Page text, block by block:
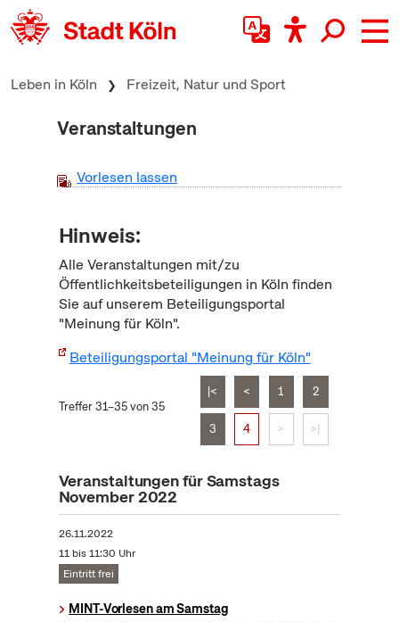
zum Inhalt springen
Leben in Köln Freizeit, Natur und Sport
Veranstaltungen
Vorlesen lassen
Hinweis:
Alle Veranstaltungen mit/zu
Öffentlichkeitsbeteiligungen in Köln finden
Sie auf unserem Beteiligungsportal
"Meinung für Köln".
Beteiligungsportal "Meinung für Köln"
Treffer 31–35 von 35
|< < 1 2
3 4 > >|
Veranstaltungen für Samstags
November 2022
26.11.2022
11 bis 11:30 Uhr
Eintritt frei
MINT-Vorlesen am Samstag